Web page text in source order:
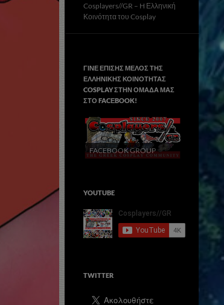
Cosplayers//GR – H Ελληνική
Κοινότητα του Cosplay
ΓΙΝΕ ΕΠΙΣΗΣ ΜΕΛΟΣ ΤΗΣ
ΕΛΛΗΝΙΚΗΣ ΚΟΙΝΟΤΗΤΑΣ
COSPLAY ΣΤΗΝ ΟΜΑΔΑ ΜΑΣ
ΣΤΟ FACΕBOOK!
FACEBOOK GROUP
YOUTUBE
TWITTER